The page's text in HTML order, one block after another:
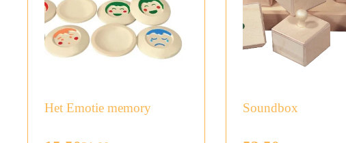
Het Emotie memory Soundbox